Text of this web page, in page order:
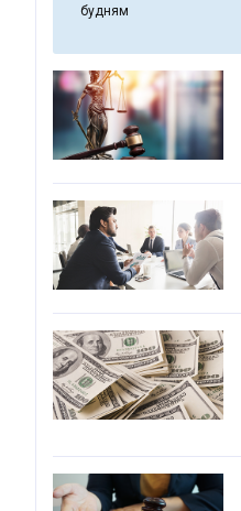
будням